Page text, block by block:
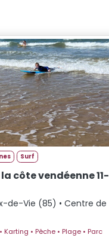
Surf
côte vendéenne 11-
de-Vie (85) • Centre de